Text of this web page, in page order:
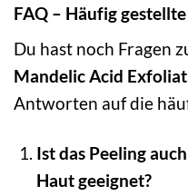
FAQ – Häufig
Du hast noch Fragen
Mandelic Acid
Antworten auf die
Ist das Peeling
Haut geeignet?